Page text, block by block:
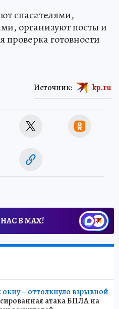
спасателями,
организуют посты и
готовности
Источник: kp.ru
В МАХ!
– оттолкнуло взрывной
атака БПЛА на